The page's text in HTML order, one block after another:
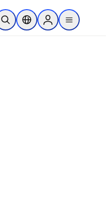
Suche öffnenStandortauswahl
Sign in to products
menu